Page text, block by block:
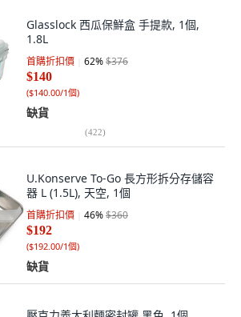
Glasslock 西瓜保鮮盒 手提款, 1個,
1.8L
首購折扣價 62%$376
$140
($140.00/1個)
缺貨
(422)
U.Konserve To-Go 長方形拆分存儲容
器 L (1.5L), 天空, 1個
首購折扣價 46%$360
$192
($192.00/1個)
缺貨